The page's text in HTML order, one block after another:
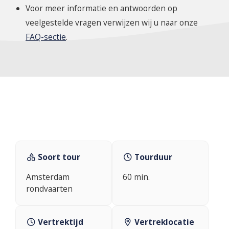
Voor meer informatie en antwoorden op
veelgestelde vragen verwijzen wij u naar onze
FAQ-sectie.
Soort tour
Amsterdam
rondvaarten
Tourduur
60 min.
Vertrektijd
Vertreklocatie